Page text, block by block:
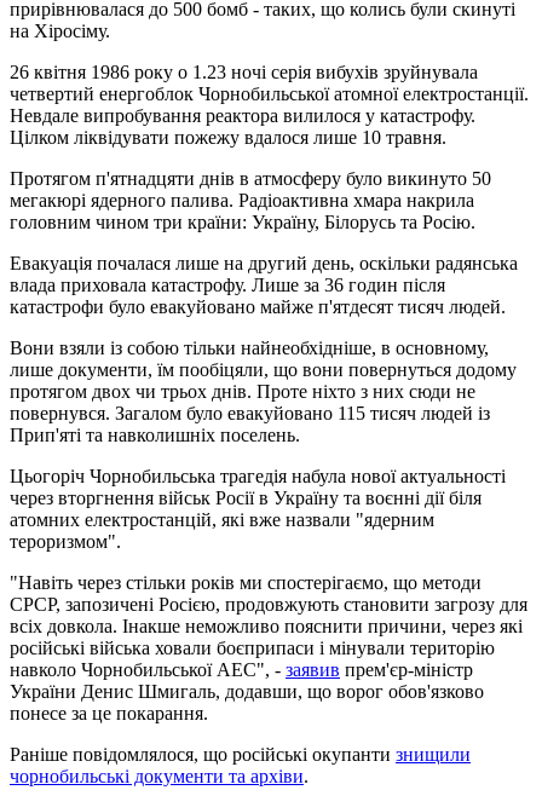
прирівнювалася до 500 бомб - таких, що колись були скинуті
на Хіросіму.
26 квітня 1986 року о 1.23 ночі серія вибухів зруйнувала
четвертий енергоблок Чорнобильської атомної електростанції.
Невдале випробування реактора вилилося у катастрофу.
Цілком ліквідувати пожежу вдалося лише 10 травня.
Протягом п'ятнадцяти днів в атмосферу було викинуто 50
мегакюрі ядерного палива. Радіоактивна хмара накрила
головним чином три країни: Україну, Білорусь та Росію.
Евакуація почалася лише на другий день, оскільки радянська
влада приховала катастрофу. Лише за 36 годин після
катастрофи було евакуйовано майже п'ятдесят тисяч людей.
Вони взяли із собою тільки найнеобхідніше, в основному,
лише документи, їм пообіцяли, що вони повернуться додому
протягом двох чи трьох днів. Проте ніхто з них сюди не
повернувся. Загалом було евакуйовано 115 тисяч людей із
Прип'яті та навколишніх поселень.
Цьогоріч Чорнобильська трагедія набула нової актуальності
через вторгнення військ Росії в Україну та воєнні дії біля
атомних електростанцій, які вже назвали "ядерним
тероризмом".
"Навіть через стільки років ми спостерігаємо, що методи
СРСР, запозичені Росією, продовжують становити загрозу для
всіх довкола. Інакше неможливо пояснити причини, через які
російські війська ховали боєприпаси і мінували територію
навколо Чорнобильської АЕС", - заявив прем'єр-міністр
України Денис Шмигаль, додавши, що ворог обов'язково
понесе за це покарання.
Раніше повідомлялося, що російські окупанти знищили
чорнобильські документи та архіви.